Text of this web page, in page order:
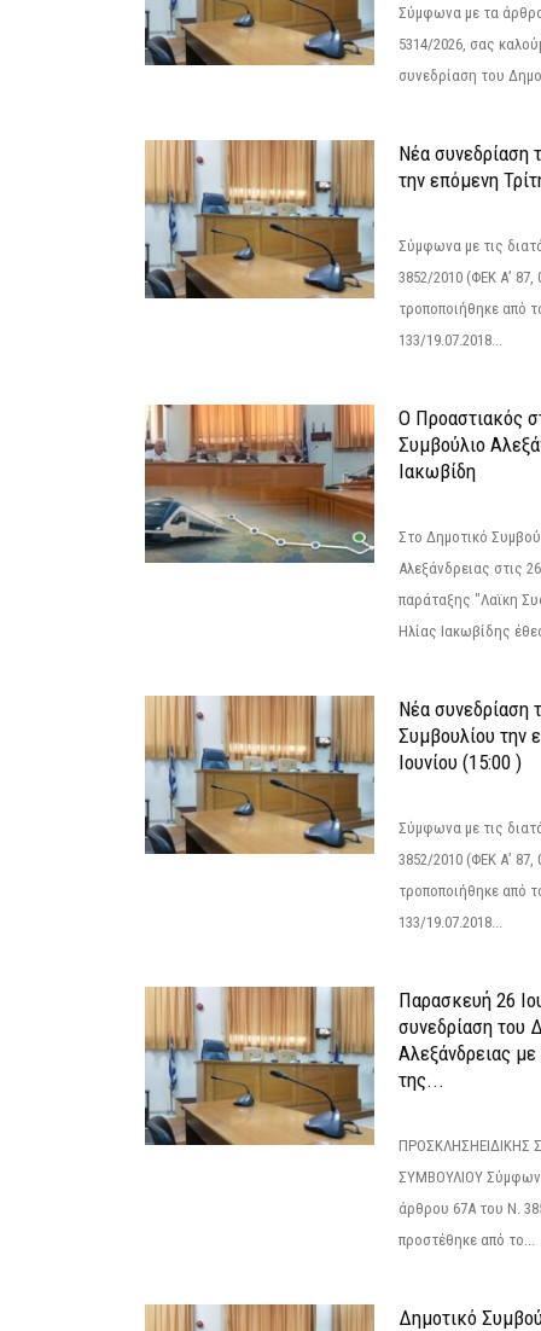
Σύμφωνα με τα
5314/2026, σας
συνεδρίαση του
Νέα συνεδρίαση
την επόμενη
Σύμφωνα με τις
3852/2010 (ΦΕΚ Α’ 87,
τροποποιήθηκε από
133/19.07.2018...
Ο Προαστιακός
Συμβούλιο
Ιακωβίδη
Στο Δημοτικό
Αλεξάνδρειας στις
παράταξης "Λαϊκη
Ηλίας Ιακωβίδης
Νέα συνεδρίαση
Συμβουλίου την
Ιουνίου (15:00 )
Σύμφωνα με τις
3852/2010 (ΦΕΚ Α’ 87,
τροποποιήθηκε από
133/19.07.2018...
Παρασκευή 26
συνεδρίαση του
Αλεξάνδρειας
της...
ΠΡΟΣΚΛΗΣΗΕΙΔΙΚΗΣ
ΣΥΜΒΟΥΛΙΟΥ
άρθρου 67Α του Ν.
προστέθηκε από το...
Δημοτικό